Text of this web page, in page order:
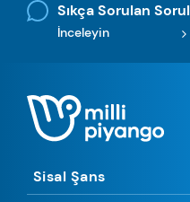
Sıkça Sorulan
İnceleyin
Sisal Şans